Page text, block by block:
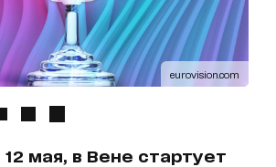
eurovision.com
12 мая, в Вене стартует